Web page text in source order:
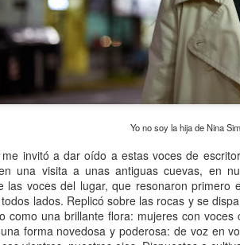
Yo no soy la hija de Nina
invitó a dar oído a estas voces de
una visita a unas antiguas cuevas, en
las voces del lugar, que resonaron
lados. Replicó sobre las rocas y se
como una brillante flora: mujeres con
forma novedosa y poderosa: de voz en